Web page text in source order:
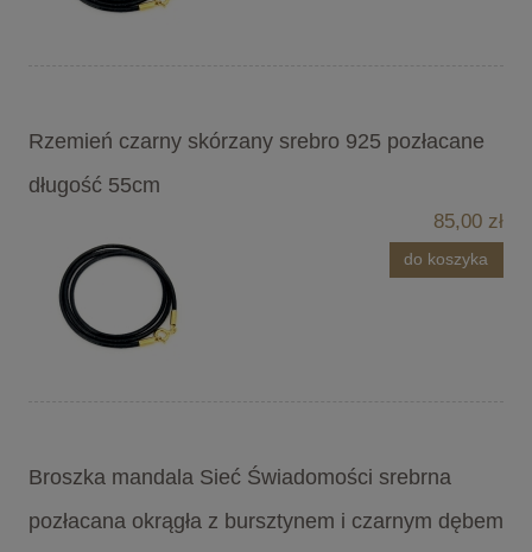
Rzemień czarny skórzany srebro 925 pozłacane
długość 55cm
85,00 zł
do koszyka
Broszka mandala Sieć Świadomości srebrna
pozłacana okrągła z bursztynem i czarnym dębem